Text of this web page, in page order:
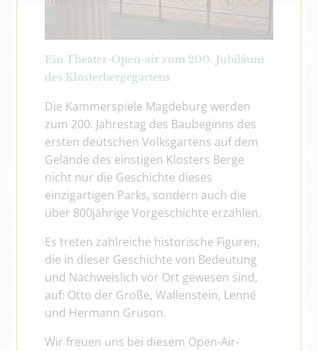
Ein Theater-Open-air zum 200. Jubiläum
des Klosterbergegartens
Die Kammerspiele Magdeburg werden
zum 200. Jahrestag des Baubeginns des
ersten deutschen Volksgartens auf dem
Gelände des einstigen Klosters Berge
nicht nur die Geschichte dieses
einzigartigen Parks, sondern auch die
über 800jährige Vorgeschichte erzählen.
Es treten zahlreiche historische Figuren,
die in dieser Geschichte von Bedeutung
und Nachweislich vor Ort gewesen sind,
auf: Otto der Große, Wallenstein, Lenné
und Hermann Gruson.
Wir freuen uns bei diesem Open-Air-